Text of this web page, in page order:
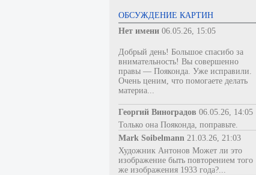
ОБСУЖДЕНИЕ КАРТИН
Нет имени 06.05.26, 15:05
Добрый день! Большое спасибо за
внимательность! Вы совершенно
правы — Пояконда. Уже исправили.
Очень ценим, что помогаете делать
материа...
Георгий Виноградов 06.05.26, 14:05
Только она Пояконда, поправьте.
Mark Soibelmann 21.03.26, 21:03
Художник Антонов Может ли это
изображение быть повторением того
же изображения 1933 года?...